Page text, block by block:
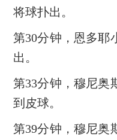
将球扑出。
第30分钟，恩多耶
出。
第33分钟，穆尼奥
到皮球。
第39分钟，穆尼奥